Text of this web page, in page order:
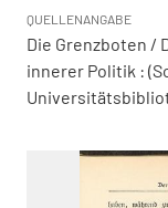
QUELLENANGABE
Die Grenzboten /
innerer Politik :